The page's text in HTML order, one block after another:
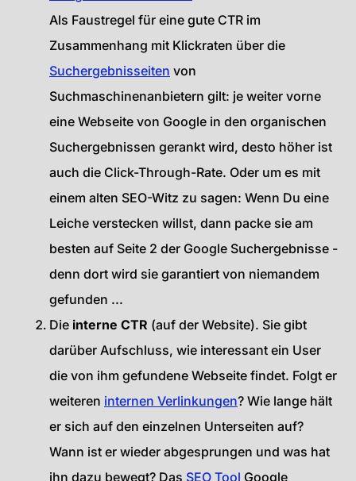
Als Faustregel für eine gute CTR im
Zusammenhang mit Klickraten über die
Suchergebnisseiten von
Suchmaschinenanbietern gilt: je weiter vorne
eine Webseite von Google in den organischen
Suchergebnissen gerankt wird, desto höher ist
auch die Click-Through-Rate. Oder um es mit
einem alten SEO-Witz zu sagen: Wenn Du eine
Leiche verstecken willst, dann packe sie am
besten auf Seite 2 der Google Suchergebnisse -
denn dort wird sie garantiert von niemandem
gefunden ...
Die interne CTR (auf der Website). Sie gibt
darüber Aufschluss, wie interessant ein User
die von ihm gefundene Webseite findet. Folgt er
weiteren internen Verlinkungen? Wie lange hält
er sich auf den einzelnen Unterseiten auf?
Wann ist er wieder abgesprungen und was hat
ihn dazu bewegt? Das SEO Tool Google